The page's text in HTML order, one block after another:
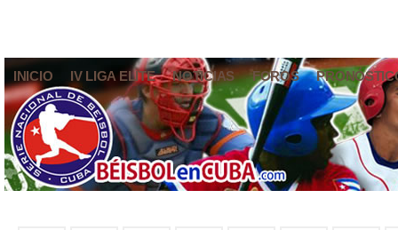
INICIO IV LIGA ELITE NOTICIAS FOROS